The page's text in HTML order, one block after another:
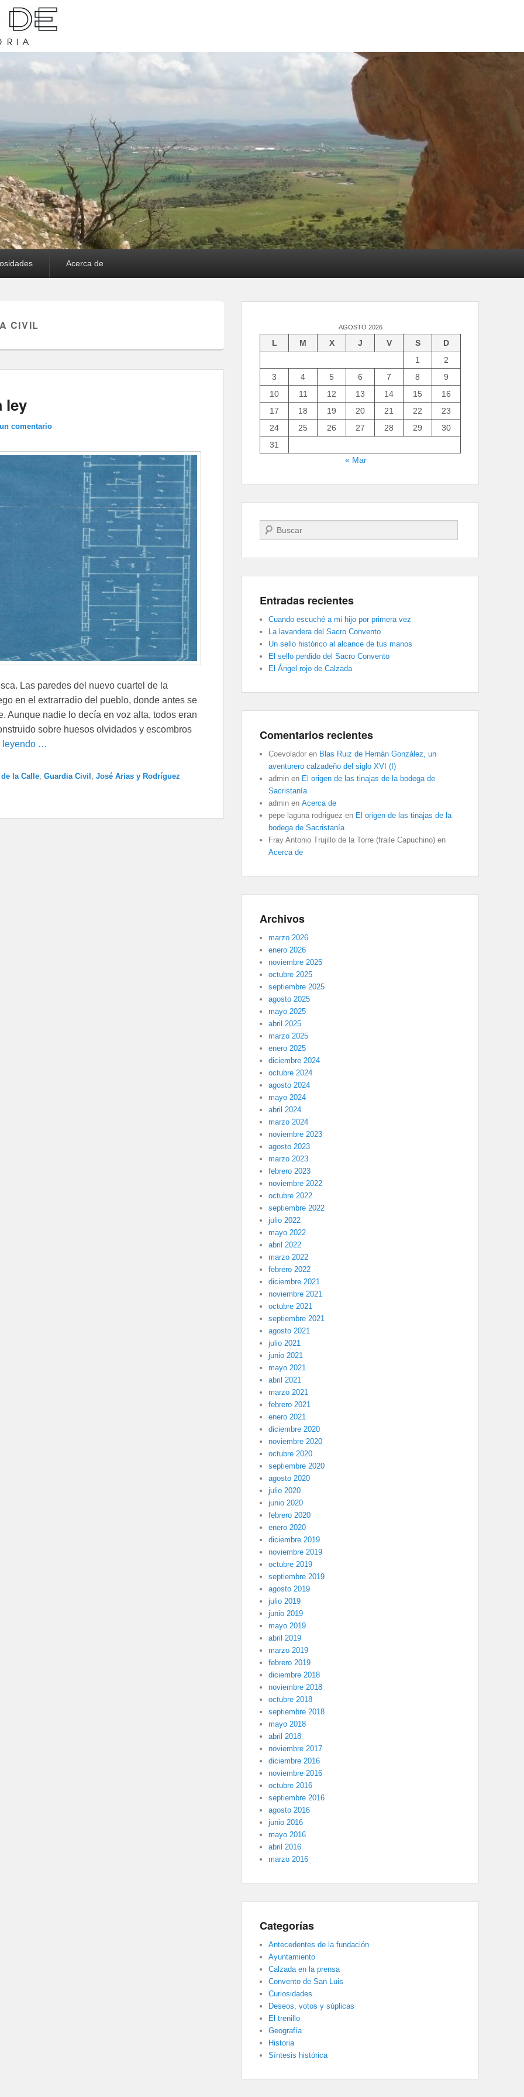
y su historia
Acerca de
CIVIL
ley
comentario
Las paredes del nuevo cuartel de la
en el extrarradio del pueblo, donde antes se
Aunque nadie lo decía en voz alta, todos eran
sobre huesos olvidados y escombros
leyendo …
la Calle Guardia Civil José Arias y Rodríguez
AGOSTO 2026
L M X J V S
D
1
2
3
4 5 6 7 8
9
10
11 12 13 14 15
16
17
18 19 20 21 22
23
24
25 26 27 28 29
30
31
« Mar
Buscar
Entradas recientes
Cuando escuché a mi hijo por primera vez
La lavandera del Sacro Convento
Un sello histórico al alcance de tus manos
El sello perdido del Sacro Convento
El Ángel rojo de Calzada
Comentarios recientes
Coevolador en Blas Ruiz de Hernán González, un
aventurero calzadeño del siglo XVI (I)
admin en El origen de las tinajas de la bodega de
Sacristanía
admin en Acerca de
pepe laguna rodriguez en El origen de las tinajas de la
bodega de Sacristanía
Fray Antonio Trujillo de la Torre (fraile Capuchino) en
Acerca de
Archivos
marzo 2026
enero 2026
noviembre 2025
octubre 2025
septiembre 2025
agosto 2025
mayo 2025
abril 2025
marzo 2025
enero 2025
diciembre 2024
octubre 2024
agosto 2024
mayo 2024
abril 2024
marzo 2024
noviembre 2023
agosto 2023
marzo 2023
febrero 2023
noviembre 2022
octubre 2022
septiembre 2022
julio 2022
mayo 2022
abril 2022
marzo 2022
febrero 2022
diciembre 2021
noviembre 2021
octubre 2021
septiembre 2021
agosto 2021
julio 2021
junio 2021
mayo 2021
abril 2021
marzo 2021
febrero 2021
enero 2021
diciembre 2020
noviembre 2020
octubre 2020
septiembre 2020
agosto 2020
julio 2020
junio 2020
febrero 2020
enero 2020
diciembre 2019
noviembre 2019
octubre 2019
septiembre 2019
agosto 2019
julio 2019
junio 2019
mayo 2019
abril 2019
marzo 2019
febrero 2019
diciembre 2018
noviembre 2018
octubre 2018
septiembre 2018
mayo 2018
abril 2018
noviembre 2017
diciembre 2016
noviembre 2016
octubre 2016
septiembre 2016
agosto 2016
junio 2016
mayo 2016
abril 2016
marzo 2016
Categorías
Antecedentes de la fundación
Ayuntamiento
Calzada en la prensa
Convento de San Luis
Curiosidades
Deseos, votos y súplicas
El trenillo
Geografía
Historia
Síntesis histórica